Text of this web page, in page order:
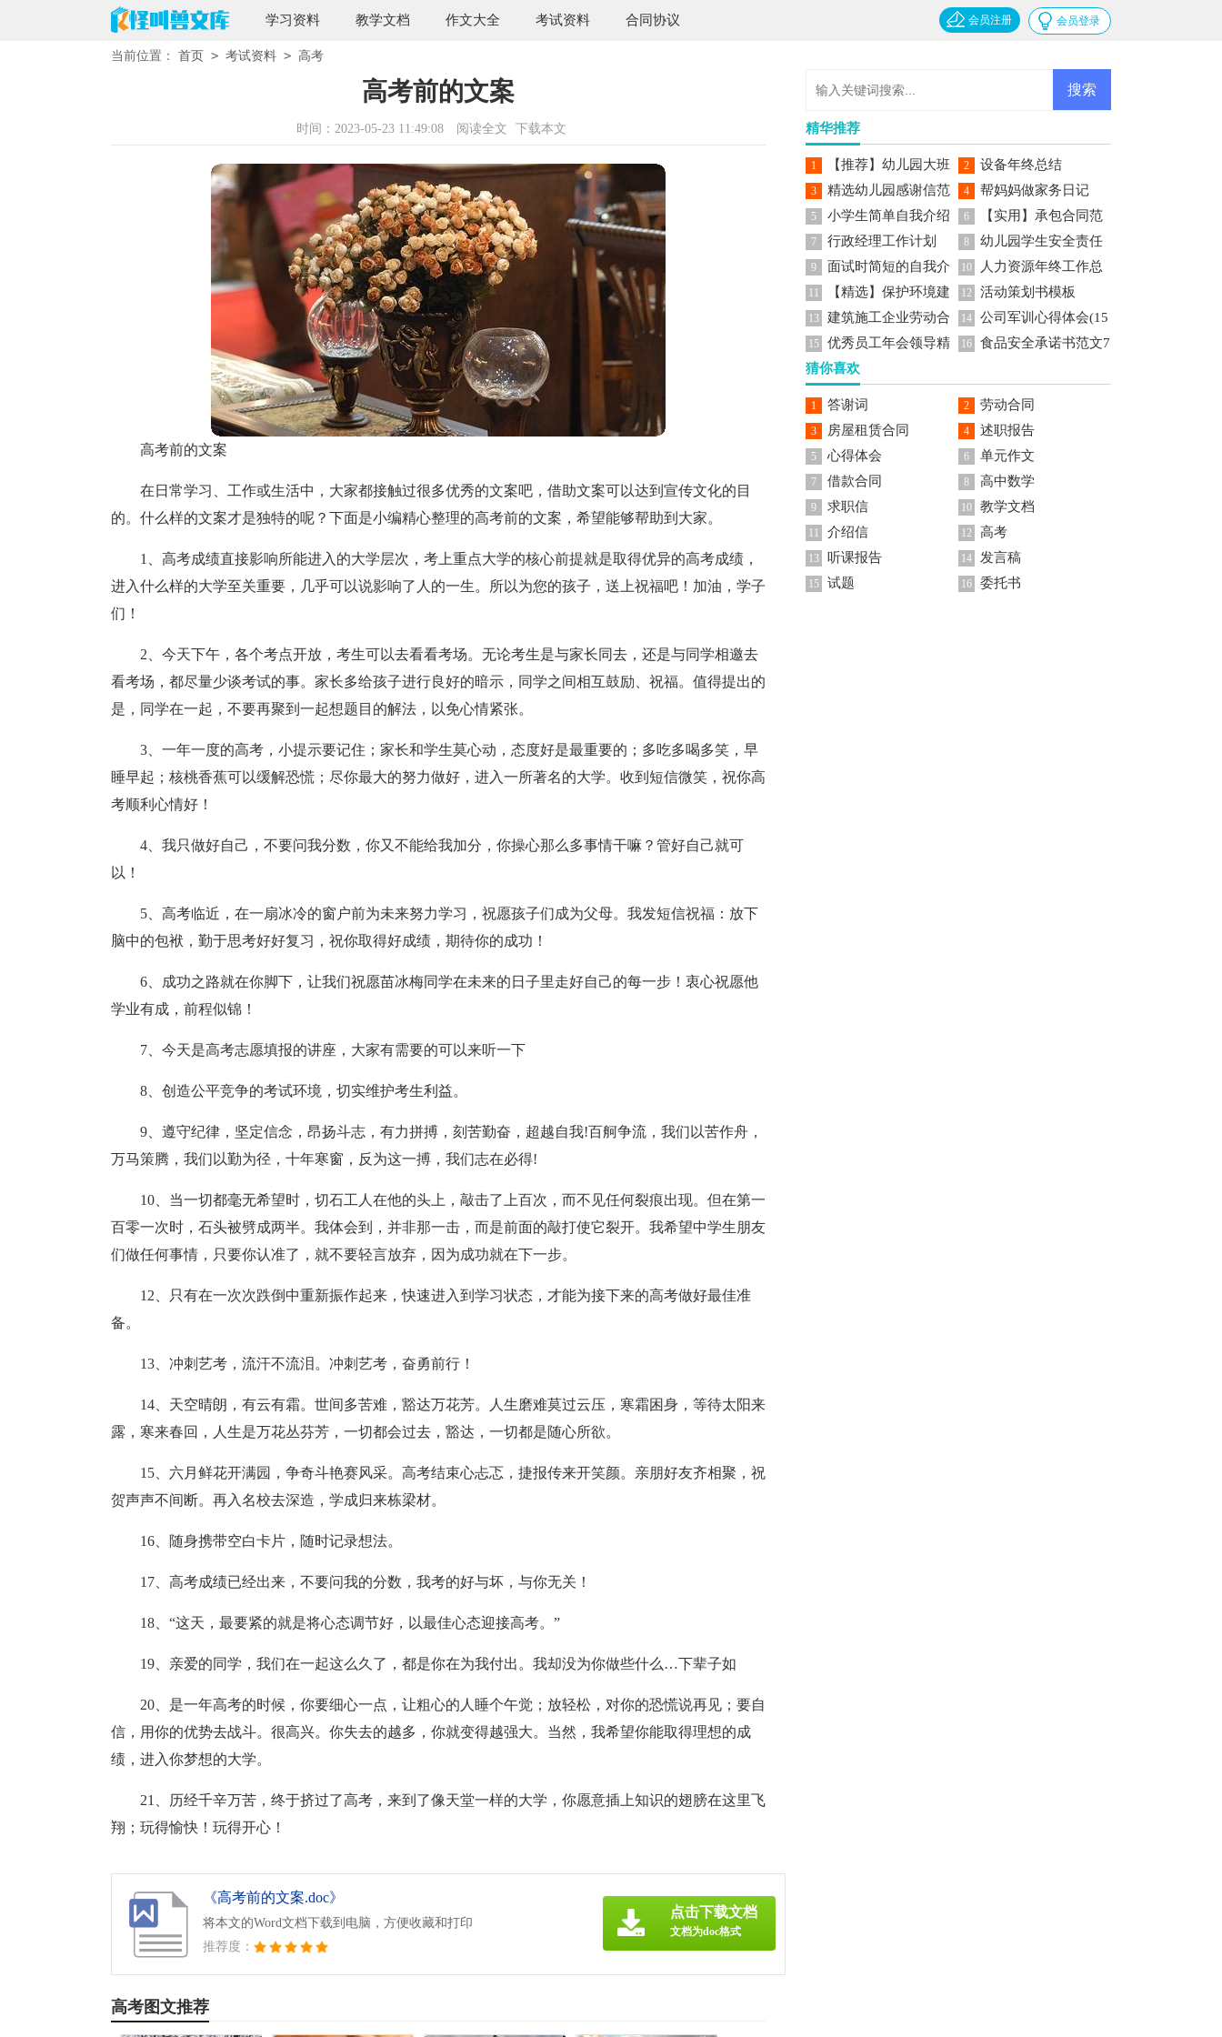
学习资料 教学文档 作文大全 考试资料 合同协议 会员登录
会员注册
当前位置： 首页 > 考试资料 > 高考
高考前的文案
时间：2023-05-23 11:49:08 阅读全文 下载本文
高考前的文案
在日常学习、工作或生活中，大家都接触过很多优秀的文案吧，借助文案可以达到宣传文化的目
的。什么样的文案才是独特的呢？下面是小编精心整理的高考前的文案，希望能够帮助到大家。
1、高考成绩直接影响所能进入的大学层次，考上重点大学的核心前提就是取得优异的高考成绩，
进入什么样的大学至关重要，几乎可以说影响了人的一生。所以为您的孩子，送上祝福吧！加油，学子
们！
2、今天下午，各个考点开放，考生可以去看看考场。无论考生是与家长同去，还是与同学相邀去
看考场，都尽量少谈考试的事。家长多给孩子进行良好的暗示，同学之间相互鼓励、祝福。值得提出的
是，同学在一起，不要再聚到一起想题目的解法，以免心情紧张。
3、一年一度的高考，小提示要记住；家长和学生莫心动，态度好是最重要的；多吃多喝多笑，早
睡早起；核桃香蕉可以缓解恐慌；尽你最大的努力做好，进入一所著名的大学。收到短信微笑，祝你高
考顺利心情好！
4、我只做好自己，不要问我分数，你又不能给我加分，你操心那么多事情干嘛？管好自己就可
以！
5、高考临近，在一扇冰冷的窗户前为未来努力学习，祝愿孩子们成为父母。我发短信祝福：放下
脑中的包袱，勤于思考好好复习，祝你取得好成绩，期待你的成功！
6、成功之路就在你脚下，让我们祝愿苗冰梅同学在未来的日子里走好自己的每一步！衷心祝愿他
学业有成，前程似锦！
7、今天是高考志愿填报的讲座，大家有需要的可以来听一下
8、创造公平竞争的考试环境，切实维护考生利益。
9、遵守纪律，坚定信念，昂扬斗志，有力拼搏，刻苦勤奋，超越自我!百舸争流，我们以苦作舟，
万马策腾，我们以勤为径，十年寒窗，反为这一搏，我们志在必得!
10、当一切都毫无希望时，切石工人在他的头上，敲击了上百次，而不见任何裂痕出现。但在第一
百零一次时，石头被劈成两半。我体会到，并非那一击，而是前面的敲打使它裂开。我希望中学生朋友
们做任何事情，只要你认准了，就不要轻言放弃，因为成功就在下一步。
12、只有在一次次跌倒中重新振作起来，快速进入到学习状态，才能为接下来的高考做好最佳准
备。
13、冲刺艺考，流汗不流泪。冲刺艺考，奋勇前行！
14、天空晴朗，有云有霜。世间多苦难，豁达万花芳。人生磨难莫过云压，寒霜困身，等待太阳来
露，寒来春回，人生是万花丛芬芳，一切都会过去，豁达，一切都是随心所欲。
15、六月鲜花开满园，争奇斗艳赛风采。高考结束心忐忑，捷报传来开笑颜。亲朋好友齐相聚，祝
贺声声不间断。再入名校去深造，学成归来栋梁材。
16、随身携带空白卡片，随时记录想法。
17、高考成绩已经出来，不要问我的分数，我考的好与坏，与你无关！
18、“这天，最要紧的就是将心态调节好，以最佳心态迎接高考。”
19、亲爱的同学，我们在一起这么久了，都是你在为我付出。我却没为你做些什么…下辈子如
20、是一年高考的时候，你要细心一点，让粗心的人睡个午觉；放轻松，对你的恐慌说再见；要自
信，用你的优势去战斗。很高兴。你失去的越多，你就变得越强大。当然，我希望你能取得理想的成
绩，进入你梦想的大学。
21、历经千辛万苦，终于挤过了高考，来到了像天堂一样的大学，你愿意插上知识的翅膀在这里飞
翔；玩得愉快！玩得开心！
《高考前的文案.doc》
将本文的Word文档下载到电脑，方便收藏和打印
推荐度：
点击下载文档
文档为doc格式
高考图文推荐
精华推荐
1
【推荐】幼儿园大班
美术教案
2 设备年终总结
3
精选幼儿园感谢信范
文七篇
4 帮妈妈做家务日记
5 小学生简单自我介绍 6
【实用】承包合同范
文锦集六篇
7 行政经理工作计划 8
幼儿园学生安全责任
书
9
面试时简短的自我介
绍范文
10
人力资源年终工作总
结
11
【精选】保护环境建
议书作文集锦5篇
12 活动策划书模板
13
建筑施工企业劳动合
同15篇
14
公司军训心得体会(15
篇)
15
优秀员工年会领导精
彩发言稿范文
16
食品安全承诺书范文7
猜你喜欢
1 答谢词 2 劳动合同
3 房屋租赁合同 4 述职报告
5 心得体会 6 单元作文
7 借款合同 8 高中数学
9 求职信 10 教学文档
11 介绍信 12 高考
13 听课报告 14 发言稿
15 试题 16 委托书